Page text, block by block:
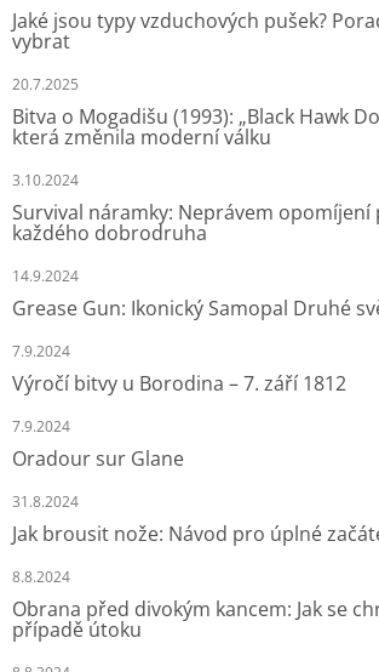
Jaké jsou typy vzduchových pušek?
vybrat
20.7.2025
Bitva o Mogadišu (1993): „Black Hawk
která změnila moderní válku
3.10.2024
Survival náramky: Neprávem opomíjení
každého dobrodruha
14.9.2024
Grease Gun: Ikonický Samopal Druhé
7.9.2024
Výročí bitvy u Borodina – 7. září 1812
7.9.2024
Oradour sur Glane
31.8.2024
Jak brousit nože: Návod pro úplné
8.8.2024
Obrana před divokým kancem: Jak se
případě útoku